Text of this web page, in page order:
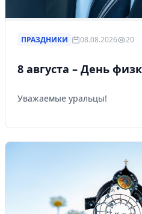
ПРАЗДНИКИ 08.08.2026 20
8 августа – День
Уважаемые уральцы!